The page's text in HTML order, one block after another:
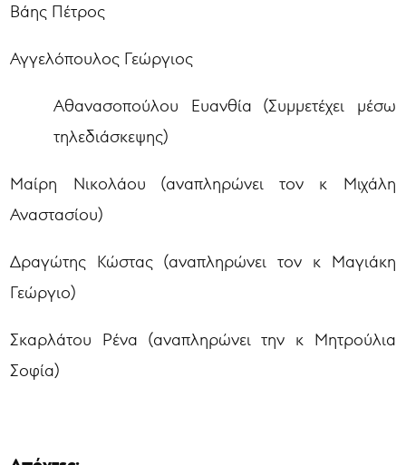
Βάης Πέτρος
Αγγελόπουλος Γεώργιος
Αθανασοπούλου Ευανθία (Συμμετέχει μέσω
τηλεδιάσκεψης)
Μαίρη Νικολάου (αναπληρώνει τον κ Μιχάλη
Αναστασίου)
Δραγώτης Κώστας (αναπληρώνει τον κ Μαγιάκη
Γεώργιο)
Σκαρλάτου Ρένα (αναπληρώνει την κ Μητρούλια
Σοφία)